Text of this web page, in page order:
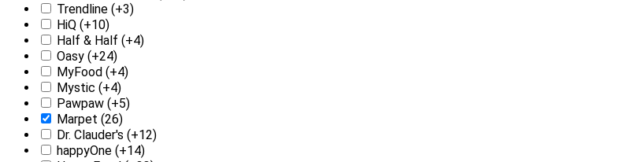
Trendline (+3)
HiQ (+10)
Half & Half (+4)
Oasy (+24)
MyFood (+4)
Mystic (+4)
Pawpaw (+5)
Marpet (26)
Dr. Clauder's (+12)
happyOne (+14)